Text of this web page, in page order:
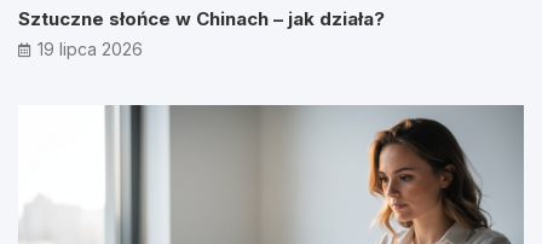
Sztuczne słońce w Chinach – jak działa?
19 lipca 2026